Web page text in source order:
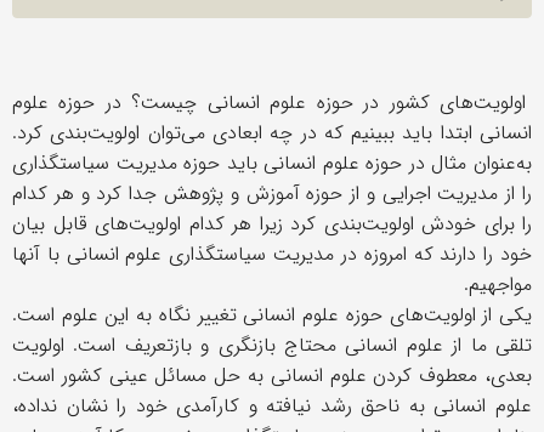
اولویت‌های کشور در حوزه علوم انسانی چیست؟ در حوزه علوم
انسانی ابتدا باید ببینیم که در چه ابعادی می‌توان اولویت‌بندی کرد.
به‌عنوان مثال در حوزه علوم انسانی باید حوزه مدیریت سیاستگذاری
را از مدیریت اجرایی و از حوزه آموزش و پژوهش جدا کرد و هر کدام
را برای خودش اولویت‌بندی کرد زیرا هر کدام اولویت‌های قابل بیان
خود را دارند که امروزه در مدیریت سیاستگذاری علوم انسانی با آنها
مواجهیم.
یکی از اولویت‌های حوزه علوم انسانی تغییر نگاه به این علوم است.
تلقی ما از علوم انسانی محتاج بازنگری و بازتعریف است. اولویت
بعدی، معطوف کردن علوم انسانی به حل مسائل عینی کشور است.
علوم انسانی به ناحق رشد نیافته و کارآمدی خود را نشان نداده،